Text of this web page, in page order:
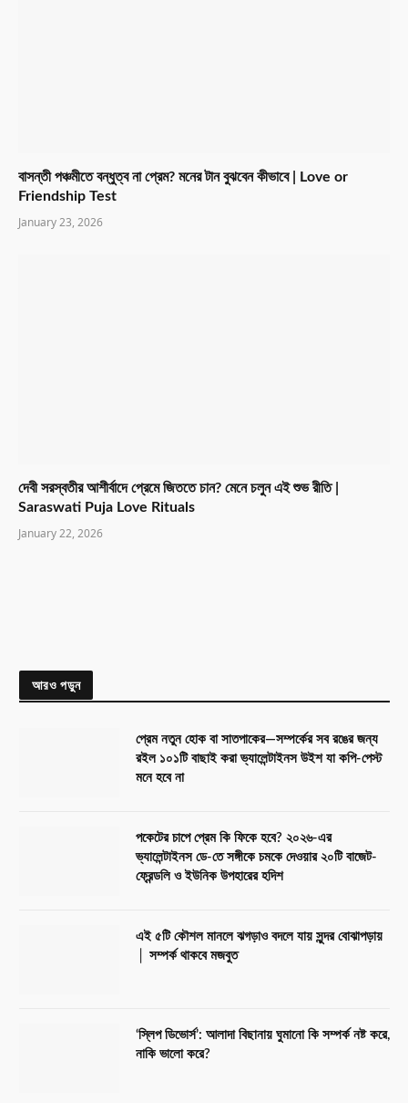
বাসন্তী পঞ্চমীতে বন্ধুত্ব না প্রেম? মনের টান বুঝবেন কীভাবে | Love or
Friendship Test
January 23, 2026
দেবী সরস্বতীর আশীর্বাদে প্রেমে জিততে চান? মেনে চলুন এই শুভ রীতি |
Saraswati Puja Love Rituals
January 22, 2026
আরও পড়ুন
প্রেম নতুন হোক বা সাতপাকের—সম্পর্কের সব রঙের জন্য
রইল ১০১টি বাছাই করা ভ্যালেন্টাইনস উইশ যা কপি-পেস্ট
মনে হবে না
পকেটের চাপে প্রেম কি ফিকে হবে? ২০২৬-এর
ভ্যালেন্টাইনস ডে-তে সঙ্গীকে চমকে দেওয়ার ২০টি বাজেট-
ফ্রেন্ডলি ও ইউনিক উপহারের হদিশ
এই ৫টি কৌশল মানলে ঝগড়াও বদলে যায় সুন্দর বোঝাপড়ায়
│ সম্পর্ক থাকবে মজবুত
‘স্লিপ ডিভোর্স’: আলাদা বিছানায় ঘুমানো কি সম্পর্ক নষ্ট করে,
নাকি ভালো করে?